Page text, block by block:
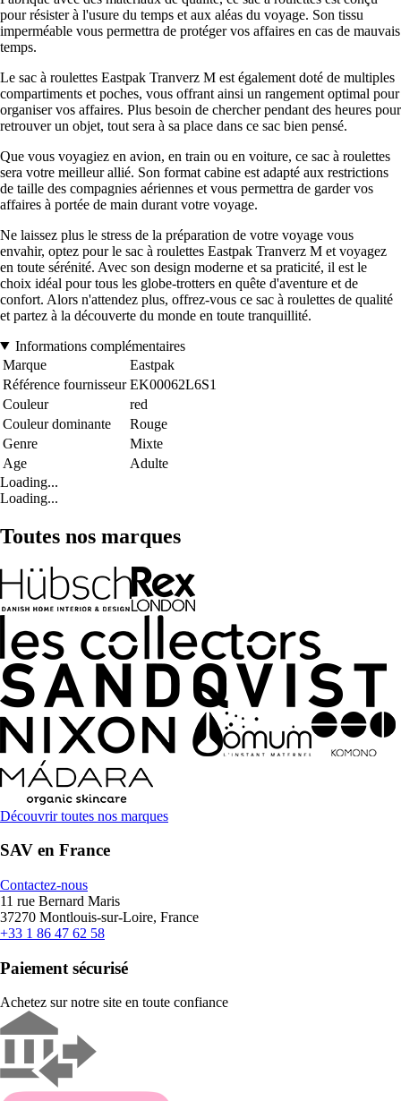
pour résister à l'usure du temps et aux aléas du voyage. Son tissu
imperméable vous permettra de protéger vos affaires en cas de mauvais
temps.
Le sac à roulettes Eastpak Tranverz M est également doté de multiples
compartiments et poches, vous offrant ainsi un rangement optimal pour
organiser vos affaires. Plus besoin de chercher pendant des heures pour
retrouver un objet, tout sera à sa place dans ce sac bien pensé.
Que vous voyagiez en avion, en train ou en voiture, ce sac à roulettes
sera votre meilleur allié. Son format cabine est adapté aux restrictions
de taille des compagnies aériennes et vous permettra de garder vos
affaires à portée de main durant votre voyage.
Ne laissez plus le stress de la préparation de votre voyage vous
envahir, optez pour le sac à roulettes Eastpak Tranverz M et voyagez
en toute sérénité. Avec son design moderne et sa praticité, il est le
choix idéal pour tous les globe-trotters en quête d'aventure et de
confort. Alors n'attendez plus, offrez-vous ce sac à roulettes de qualité
et partez à la découverte du monde en toute tranquillité.
Informations complémentaires
Marque
Eastpak
Référence fournisseur EK00062L6S1
Couleur
red
Couleur dominante
Rouge
Genre
Mixte
Age
Adulte
Loading...
Loading...
Toutes nos marques
Découvrir toutes nos marques
SAV en France
Contactez-nous
11 rue Bernard Maris
37270 Montlouis-sur-Loire, France
+33 1 86 47 62 58
Paiement sécurisé
Achetez sur notre site en toute confiance